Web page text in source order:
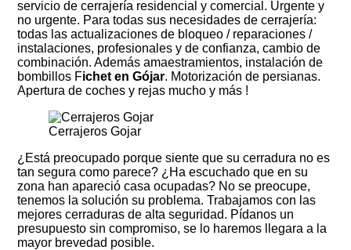
servicio de cerrajería residencial y comercial. Urgente y
no urgente. Para todas sus necesidades de cerrajería:
todas las actualizaciones de bloqueo / reparaciones /
instalaciones, profesionales y de confianza, cambio de
combinación. Además amaestramientos, instalación de
bombillos Fichet en Gójar. Motorización de persianas.
Apertura de coches y rejas mucho y más !
Cerrajeros Gojar
¿Está preocupado porque siente que su cerradura no es
tan segura como parece? ¿Ha escuchado que en su
zona han apareció casa ocupadas? No se preocupe,
tenemos la solución su problema. Trabajamos con las
mejores cerraduras de alta seguridad. Pídanos un
presupuesto sin compromiso, se lo haremos llegara a la
mayor brevedad posible.